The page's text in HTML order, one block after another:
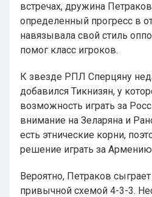
встречах, дружина
определенный прогресс в
навязывала свой стиль
помог класс игроков.
К звезде РПЛ Сперцяну
добавился Тикнизян, у
возможность играть за
внимание на Зеларяна и
есть этнические корни,
решение играть за
Вероятно, Петраков
привычной схемой 4-3-3.